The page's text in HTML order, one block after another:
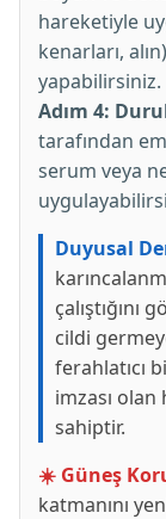
hareketiyle
kenarları,
yapabilirsiniz.
Adım 4:
tarafından
serum veya
Duyusal
cildi
ferahlatıcı
imzası
sahiptir.
☀️ Güneş
katmanını